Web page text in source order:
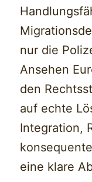
nur die
Ansehen
den
auf echte
Integration,
eine klare